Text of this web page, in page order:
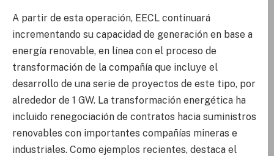
A partir de esta operación, EECL continuará
incrementando su capacidad de generación en base a
energía renovable, en línea con el proceso de
transformación de la compañía que incluye el
desarrollo de una serie de proyectos de este tipo, por
alrededor de 1 GW. La transformación energética ha
incluido renegociación de contratos hacia suministros
renovables con importantes compañías mineras e
industriales. Como ejemplos recientes, destaca el